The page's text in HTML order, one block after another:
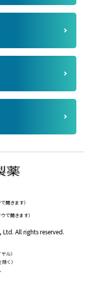
開きます）
で開きます）
All rights reserved.
ル）
く）